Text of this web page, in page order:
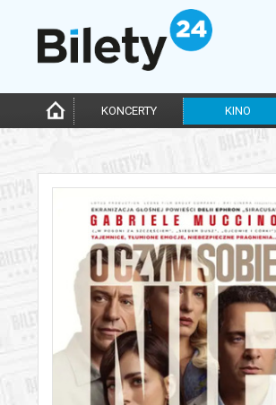
KONCERTY KINO